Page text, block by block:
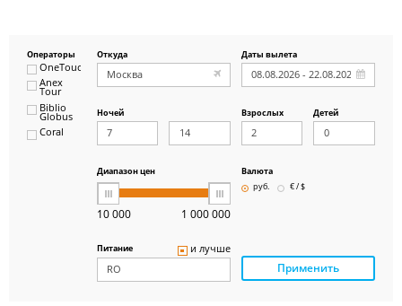
Операторы
OneTouch&Travel
Anex
Tour
Biblio
Globus
Coral
Откуда Даты вылета
Ночей Взрослых Детей
Диапазон цен
10 000 1 000 000
Валюта
руб.
€ / $
Питание и лучше
Применить